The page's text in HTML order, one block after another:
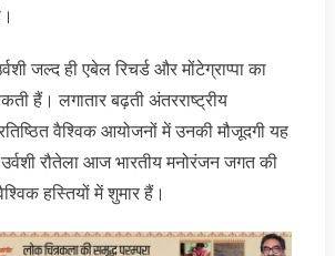
जल्द ही एबेल रिचर्ड और मोंटेग्राप्पा का
हैं। लगातार बढ़ती अंतरराष्ट्रीय
वैश्विक आयोजनों में उनकी मौजूदगी यह
रौतेला आज भारतीय मनोरंजन जगत की
हस्तियों में शुमार हैं।